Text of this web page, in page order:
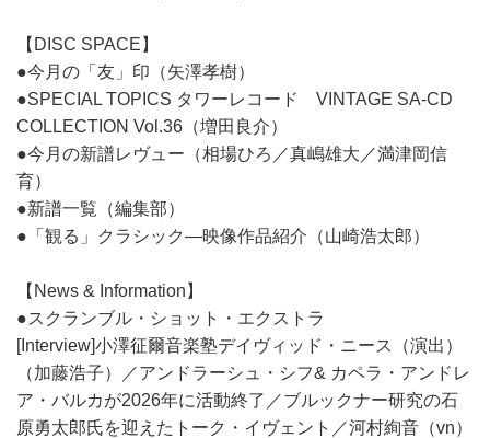
【DISC SPACE】
●今月の「友」印（矢澤孝樹）
●SPECIAL TOPICS タワーレコード VINTAGE SA-CD
COLLECTION Vol.36（増田良介）
●今月の新譜レヴュー（相場ひろ／真嶋雄大／満津岡信
育）
●新譜一覧（編集部）
●「観る」クラシック―映像作品紹介（山崎浩太郎）
【News & Information】
●スクランブル・ショット・エクストラ
[Interview]小澤征爾音楽塾デイヴィッド・ニース（演出）
（加藤浩子）／アンドラーシュ・シフ& カペラ・アンドレ
ア・バルカが2026年に活動終了／ブルックナー研究の石
原勇太郎氏を迎えたトーク・イヴェント／河村絢音（vn）